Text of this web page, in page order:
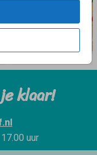
klaar!
uur